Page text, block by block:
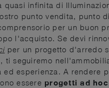
quasi infinita di
punto vendita, punto di
per un buon
l'acquisto. Se devi
per un progetto d'arredo
ti seguiremo
ed esperienza. A rendere
essere progetti ad